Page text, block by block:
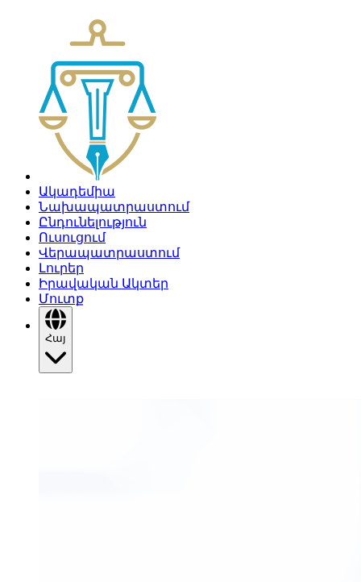
Ակադեմիա
Նախապատրաստում
Ընդունելություն
Ուսուցում
Վերապատրաստում
Լուրեր
Իրավական Ակտեր
Մուտք
Հայ